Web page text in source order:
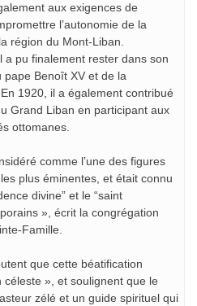
aux exigences de
l’autonomie de la
région du Mont-Liban.
pu finalement rester dans son
pape Benoît XV et de la
1920, il a également contribué
Grand Liban en participant aux
ottomanes.
comme l’une des figures
plus éminentes, et était connu
divine” et le “saint
», écrit la congrégation
Famille.
que cette béatification
», et soulignent que le
zélé et un guide spirituel qui